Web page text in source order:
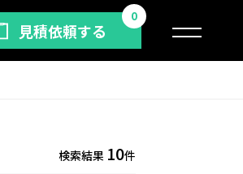
見積依頼する
0
検索結果 10件